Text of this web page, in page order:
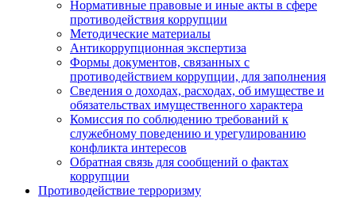
Нормативные правовые и иные акты в сфере
противодействия коррупции
Методические материалы
Антикоррупционная экспертиза
Формы документов, связанных с
противодействием коррупции, для заполнения
Сведения о доходах, расходах, об имуществе и
обязательствах имущественного характера
Комиссия по соблюдению требований к
служебному поведению и урегулированию
конфликта интересов
Обратная связь для сообщений о фактах
коррупции
Противодействие терроризму